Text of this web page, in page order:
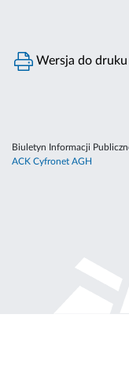
Wersja do druku
Biuletyn Informacji
ACK Cyfronet AGH